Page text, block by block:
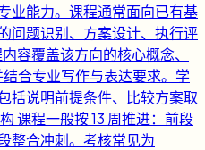
业能力。课程通常面向已有基
问题识别、方案设计、执行评
容覆盖该方向的核心概念、
合专业写作与表达要求。学
括说明前提条件、比较方案取
课程一般按 13 周推进：前段
整合冲刺。考核常见为